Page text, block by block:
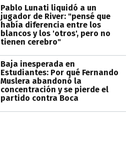
Pablo Lunati liquidó a un
jugador de River: "pensé que
había diferencia entre los
blancos y los 'otros', pero no
tienen cerebro"
Baja inesperada en
Estudiantes: Por qué Fernando
Muslera abandonó la
concentración y se pierde el
partido contra Boca